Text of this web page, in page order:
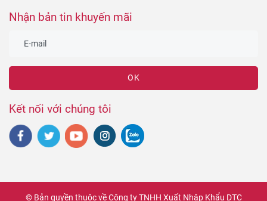
Nhận bản tin khuyến mãi
OK
Kết nối với chúng tôi
© Bản quyền thuộc về Công ty TNHH Xuất Nhập Khẩu DTC